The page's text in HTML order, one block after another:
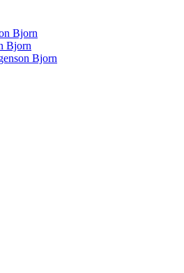
Bjorn
Bjorn
Bjorn